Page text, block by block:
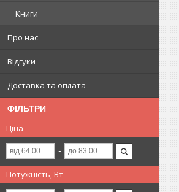
Книги
Про нас
Відгуки
Доставка та оплата
ФІЛЬТРИ
Ціна
Потужність, Вт